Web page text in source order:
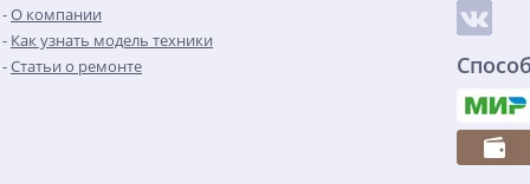
О компании
Как узнать модель техники
Статьи о ремонте